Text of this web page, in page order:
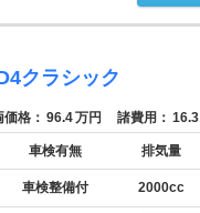
クラシック
格： 96.4万円 諸費用： 16.3
車検有無 排気量
車検整備付 2000cc